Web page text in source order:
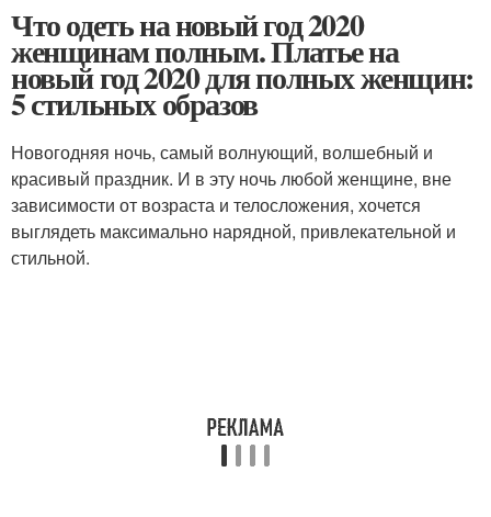
Что одеть на новый год 2020
женщинам полным. Платье на
новый год 2020 для полных женщин:
5 стильных образов
Новогодняя ночь, самый волнующий, волшебный и
красивый праздник. И в эту ночь любой женщине, вне
зависимости от возраста и телосложения, хочется
выглядеть максимально нарядной, привлекательной и
стильной.